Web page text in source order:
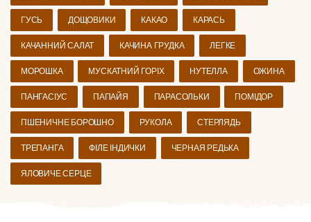
ГУСЬ ДОЩОВИКИ КАКАО КАРАСЬ
КАЧАННИЙ САЛАТ КАЧИНА ГРУДКА ЛЕГКЕ
МОРОШКА МУСКАТНИЙ ГОРІХ НУТЕЛЛА ОЖИНА
ПАНГАСІУС ПАПАЙЯ ПАРАСОЛЬКИ ПОМІДОР
ПШЕНИЧНЕ БОРОШНО РУКОЛА СТЕРЛЯДЬ
ТРЕПАНГА ФІЛЕ ІНДИЧКИ ЧЕРНАЯ РЕДЬКА
ЯЛОВИЧЕ СЕРЦЕ